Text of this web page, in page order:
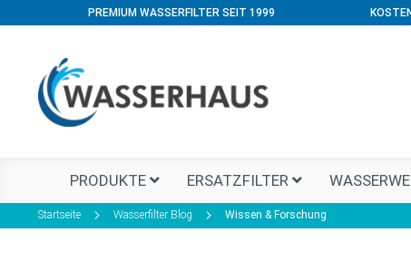
PREMIUM WASSERFILTER SEIT 1999
PRODUKTE ERSATZFILTER
Startseite Wasserfilter Blog Wissen & Forschung